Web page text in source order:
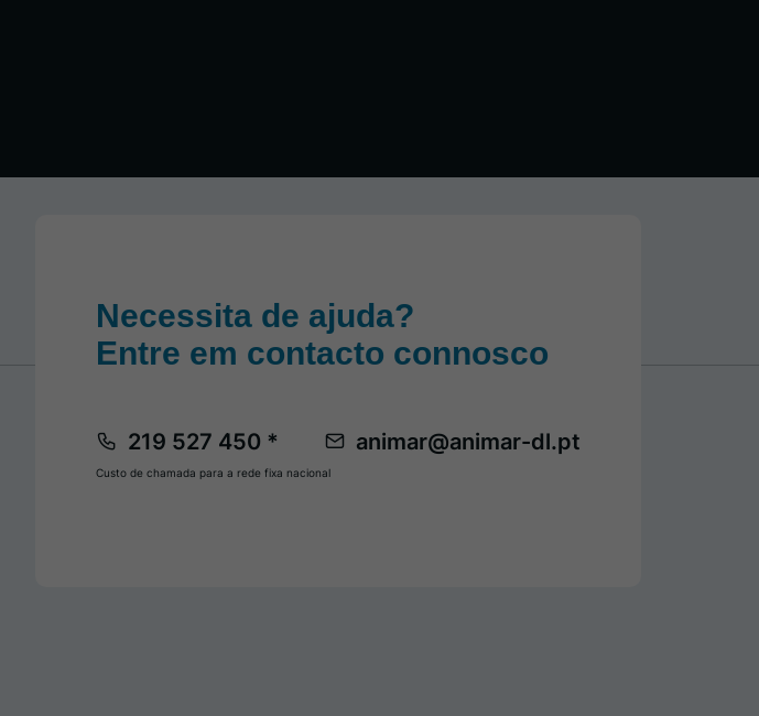
Necessita de ajuda?
Entre em contacto connosco
219 527 450 * animar@animar-dl.pt
Custo de chamada para a rede fixa nacional